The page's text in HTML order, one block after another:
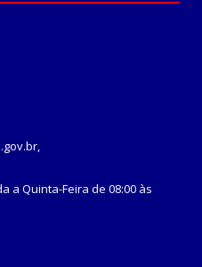
a Quinta-Feira de 08:00 às